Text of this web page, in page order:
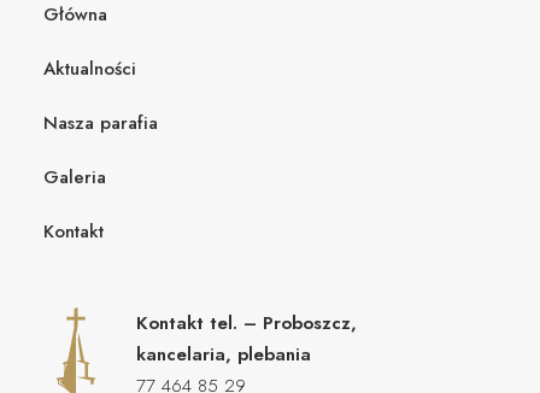
Główna
Aktualności
Nasza parafia
Galeria
Kontakt
Kontakt tel. – Proboszcz,
kancelaria, plebania
77 464 85 29